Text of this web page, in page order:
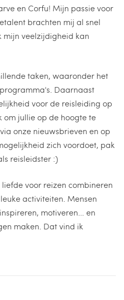
en Corfu! Mijn passie voor
brachten mij al snel
mijn veelzijdigheid kan
taken, waaronder het
Daarnaast
voor de reisleiding op
om jullie op de hoogte te
onze nieuwsbrieven en op
zich voordoet, pak
reisleidster :)
voor reizen combineren
activiteiten. Mensen
motiveren… en
maken. Dat vind ik